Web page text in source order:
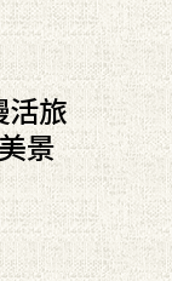
活旅
景